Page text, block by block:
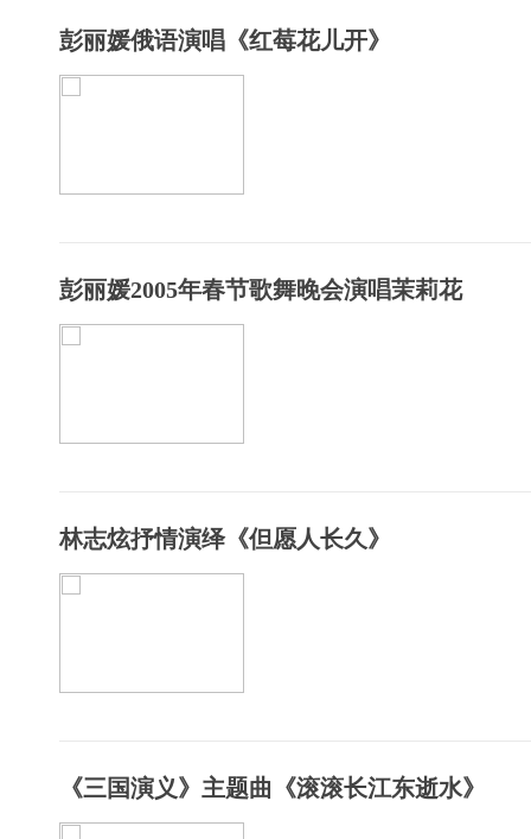
彭丽媛俄语演唱《红莓花儿开》
彭丽媛2005年春节歌舞晚会演唱茉莉花
林志炫抒情演绎《但愿人长久》
《三国演义》主题曲《滚滚长江东逝水》